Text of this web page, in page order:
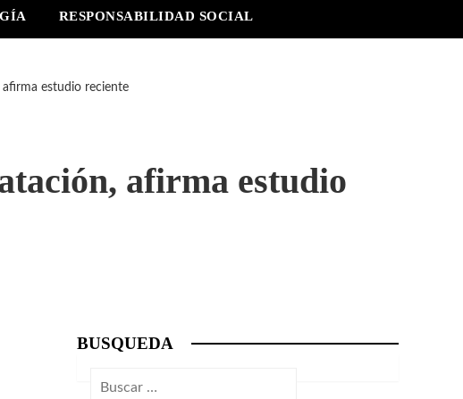
RESPONSABILIDAD SOCIAL
estudio reciente
afirma estudio
BUSQUEDA
Buscar: